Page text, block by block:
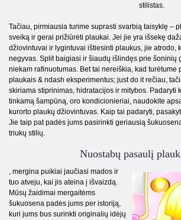
stilistas.
Tačiau, pirmiausia turime suprasti svarbią taisyklę –
sveiką ir gerai prižiūrėti plaukai. Jei jie yra išsekę
džiovintuvai ir lygintuvai ištiesinti plaukus, jie atrodo,
negyvas. Split baigiasi ir šiaudų išlindęs prie šoninių
niekam rafinuotumas. Bet tai nereiškia, kad turėtume
plaukais & ndash eksperimentus; just do it rečiau,
skiriama stiprinimas, hidratacijos ir mitybos. Padaryti
tinkamą šampūną, oro kondicionieriai, naudokite
kurorto plaukų džiovintuvas. Kaip tai padaryti,
Jie taip pat padės jums pasirinkti geriausią
triukų stilių.
Nuostabų pasaulį
, mergina puikiai jaučiasi mados ir
tuo atveju, kai jis ateina į išvaizdą.
Mūsų žaidimai mergaitėms
šukuosena padės jums per istoriją,
kuri jums bus surinkti originalių idėjų